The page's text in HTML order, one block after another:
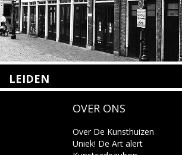
LEIDEN
info@kunsthuisleiden.nl
OVER ONS
Over De Kunsthuizen
Uniek! De Art alert